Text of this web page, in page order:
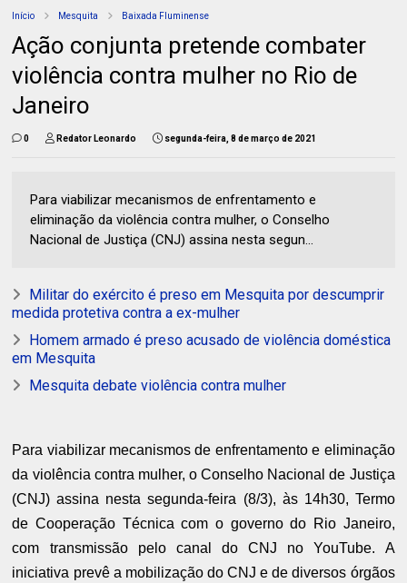
Início Mesquita Baixada Fluminense
Ação conjunta pretende combater
violência contra mulher no Rio de
Janeiro
0 Redator Leonardo segunda-feira, 8 de março de 2021
Para viabilizar mecanismos de enfrentamento e
eliminação da violência contra mulher, o Conselho
Nacional de Justiça (CNJ) assina nesta segun...
Militar do exército é preso em Mesquita por descumprir
medida protetiva contra a ex-mulher
Homem armado é preso acusado de violência doméstica
em Mesquita
Mesquita debate violência contra mulher
Para viabilizar mecanismos de enfrentamento e eliminação
da violência contra mulher, o Conselho Nacional de Justiça
(CNJ) assina nesta segunda-feira (8/3), às 14h30, Termo
de Cooperação Técnica com o governo do Rio Janeiro,
com transmissão pelo canal do CNJ no YouTube. A
iniciativa prevê a mobilização do CNJ e de diversos órgãos